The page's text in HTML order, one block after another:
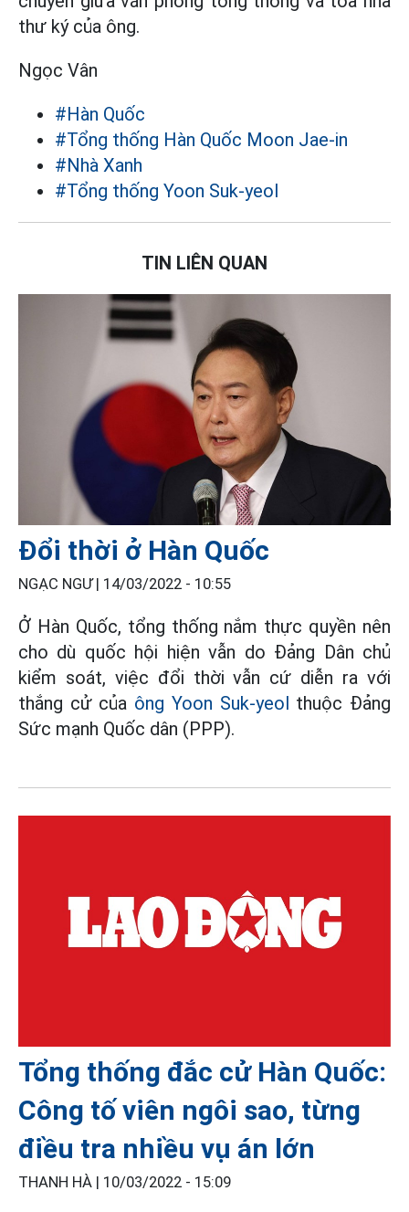
thư ký của ông.
Ngọc Vân
#Hàn Quốc
#Tổng thống Hàn Quốc Moon Jae-in
#Nhà Xanh
#Tổng thống Yoon Suk-yeol
TIN LIÊN QUAN
Đổi thời ở Hàn Quốc
NGẠC NGƯ | 14/03/2022 - 10:55
Ở Hàn Quốc, tổng thống nắm thực quyền nên
cho dù quốc hội hiện vẫn do Đảng Dân chủ
kiểm soát, việc đổi thời vẫn cứ diễn ra với
thắng cử của ông Yoon Suk-yeol thuộc Đảng
Sức mạnh Quốc dân (PPP).
Tổng thống đắc cử Hàn Quốc:
Công tố viên ngôi sao, từng
điều tra nhiều vụ án lớn
THANH HÀ | 10/03/2022 - 15:09